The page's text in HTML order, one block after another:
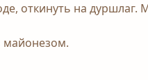
откинуть на дуршлаг.
майонезом.